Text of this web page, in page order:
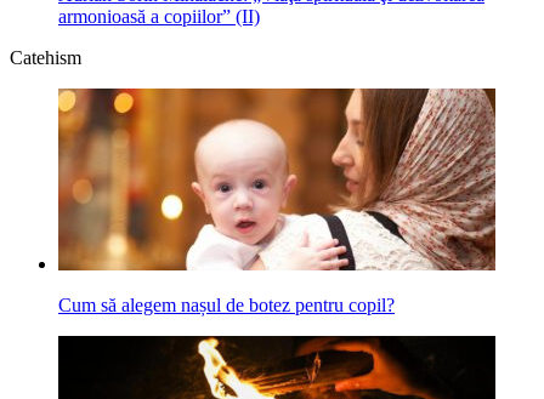
armonioasă a copiilor” (II)
Catehism
Cum să alegem nașul de botez pentru copil?